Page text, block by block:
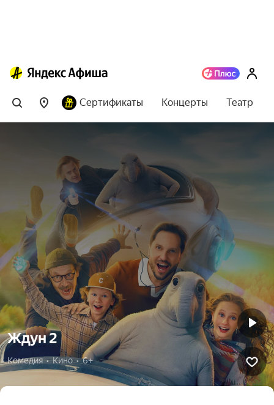
Сертификаты Концерты Театр
Ждун 2
Комедия  •  Кино  •  6+